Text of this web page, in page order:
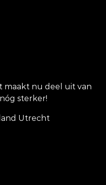
maakt nu deel uit van
sterker!
Utrecht